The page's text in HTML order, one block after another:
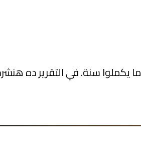
يكملوا سنة. في التقرير ده